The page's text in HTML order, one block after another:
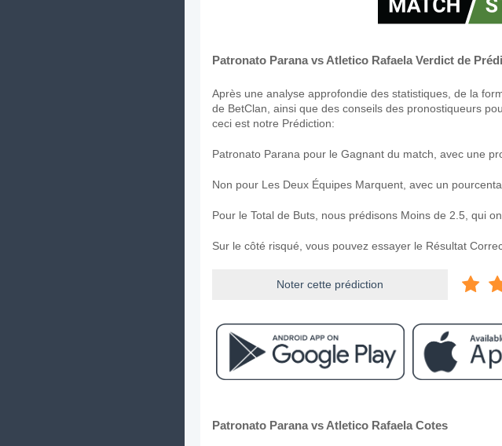
Patronato Parana vs Atletico Rafaela Verdict de
Après une analyse approfondie des statistiques, de la
de BetClan, ainsi que des conseils des pronostiqueurs
ceci est notre Prédiction:
Patronato Parana pour le Gagnant du match, avec une
Non pour Les Deux Équipes Marquent, avec un
Pour le Total de Buts, nous prédisons Moins de 2.5, qui
Sur le côté risqué, vous pouvez essayer le Résultat
Noter cette prédiction
Patronato Parana vs Atletico Rafaela Cotes